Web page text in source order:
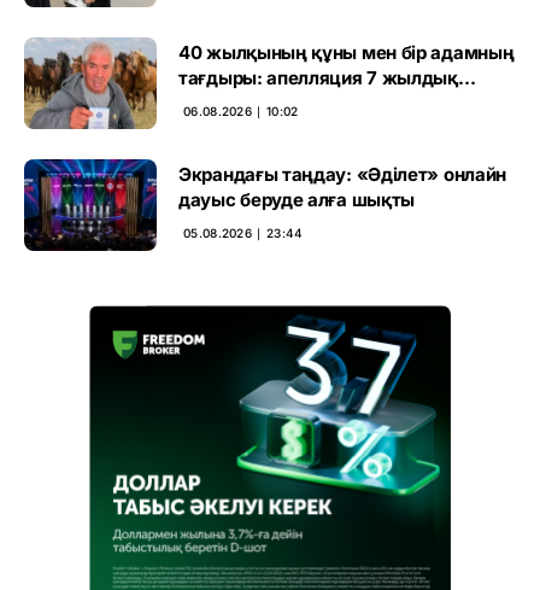
40 жылқының құны мен бір адамның
тағдыры: апелляция 7 жылдық
үкімді бұзды
06.08.2026 ∣ 10:02
Экрандағы таңдау: «Әділет» онлайн
дауыс беруде алға шықты
05.08.2026 ∣ 23:44